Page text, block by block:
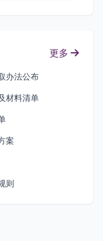
更多
办法公布
材料清单
案
则